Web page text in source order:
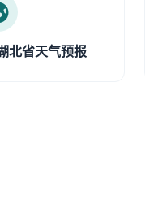
北省天气预报